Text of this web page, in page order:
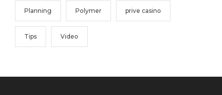
Planning Polymer prive casino
Tips Video